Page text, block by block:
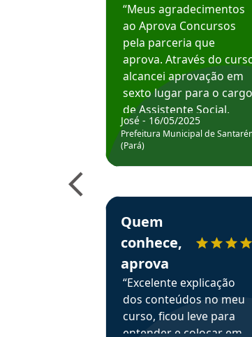
“Meus agradecimentos
ao Aprova Concursos
pela parceria que
aprova. Através do
alcancei aprovação em
sexto lugar para o cargo
de Assistente Social.
Hoje estou atuando na
Prefeitura de Santarém.
José - 16/05/2025
Prefeitura Municipal de
(Pará)
Estudante Elais recomenda o
Quem
conhece,
aprova
“Excelente explicação
dos conteúdos no meu
curso, ficou leve para
entender e colocar em